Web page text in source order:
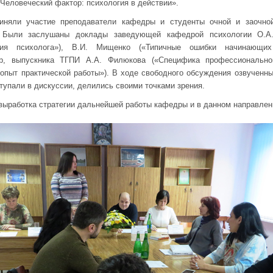
фактор: психология в действии».
участие преподаватели кафедры и студенты очной и
Были заслушаны доклады заведующей кафедрой психологии
психолога»), В.И. Мищенко («Типичные ошибки начинающих
выпускника ТГПИ А.А. Филюкова («Специфика
практической работы»). В ходе свободного обсуждения
в дискуссии, делились своими точками зрения.
стратегии дальнейшей работы кафедры и в данном